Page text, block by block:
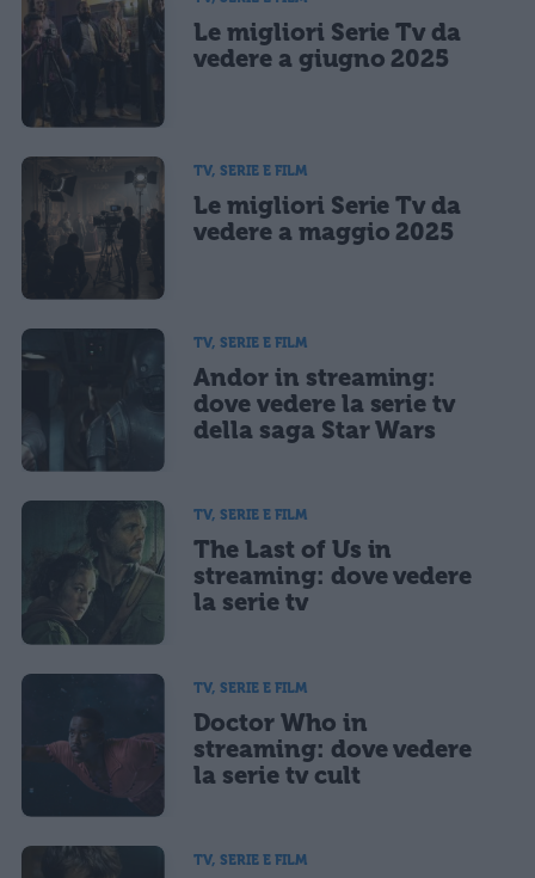
Ho letto e acconsento l'informativasulla privacy
CONFERMA E PUBBLICA
Le migliori Serie Tv da
vedere a giugno 2025
TV, SERIE E FILM
Le migliori Serie Tv da
vedere a maggio 2025
TV, SERIE E FILM
Andor in streaming:
dove vedere la serie tv
della saga Star Wars
TV, SERIE E FILM
The Last of Us in
streaming: dove vedere
la serie tv
TV, SERIE E FILM
Doctor Who in
streaming: dove vedere
la serie tv cult
TV, SERIE E FILM